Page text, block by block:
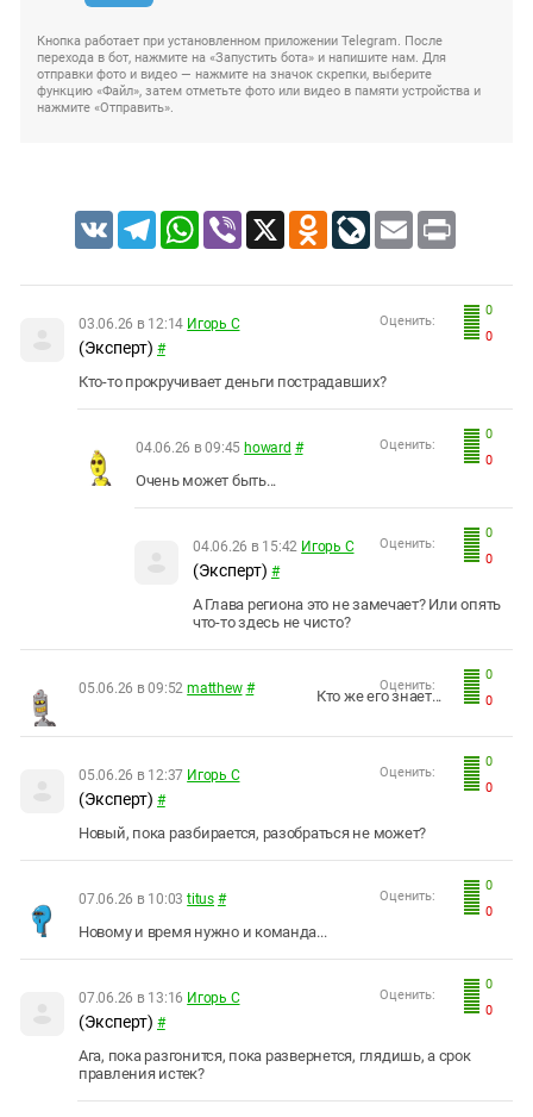
Кнопка работает при установленном приложении Telegram. После
перехода в бот, нажмите на «Запустить бота» и напишите нам. Для
отправки фото и видео — нажмите на значок скрепки, выберите
функцию «Файл», затем отметьте фото или видео в памяти устройства и
нажмите «Отправить».
VK TelegramWhatsApp
Viber X Odnoklassniki
LiveJournal
Email Print
0
0
Оценить:
03.06.26 в 12:14 Игорь С
(Эксперт) #
Кто-то прокручивает деньги пострадавших?
0
0
Оценить:
04.06.26 в 09:45 howard #
Очень может быть...
0
0
Оценить:
04.06.26 в 15:42 Игорь С
(Эксперт) #
А Глава региона это не замечает? Или опять
что-то здесь не чисто?
0
0
Оценить:
05.06.26 в 09:52 matthew # Кто же его знает...
0
0
Оценить:
05.06.26 в 12:37 Игорь С
(Эксперт) #
Новый, пока разбирается, разобраться не может?
0
0
Оценить:
07.06.26 в 10:03 titus #
Новому и время нужно и команда...
0
0
Оценить:
07.06.26 в 13:16 Игорь С
(Эксперт) #
Ага, пока разгонится, пока развернется, глядишь, а срок
правления истек?